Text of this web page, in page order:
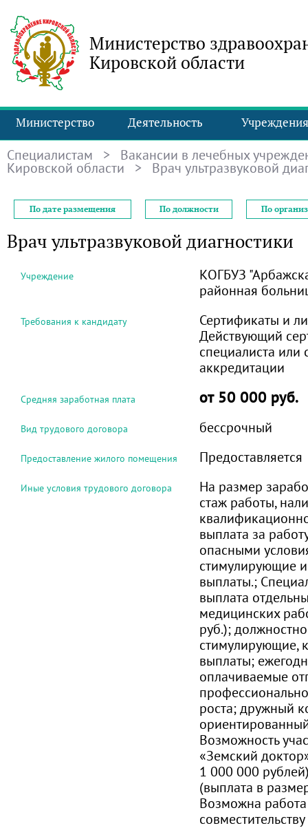
Министерство
Кировской области
Министерство Деятельность Учреждения
Специалистам > Вакансии в лечебных
Кировской области > Врач ультразвуковой
По дате размещения По должности По
Врач ультразвуковой диагностики
Учреждение
КОГБУЗ
районная
Требования к кандидату
Сертификаты и
Действующий
специалиста или
аккредитации
Средняя заработная плата от 50 000 руб.
Вид трудового договора бессрочный
Предоставление жилого помещения Предоставляется
Иные условия трудового договора
На размер
стаж работы,
выплата за
опасными
стимулирующие
выплаты.;
выплата
медицинских
руб.);
стимулирующие,
выплаты;
оплачиваемые
роста; дружный
Возможность
«Земский
1 000 000
(выплата в
Возможна
совместительству